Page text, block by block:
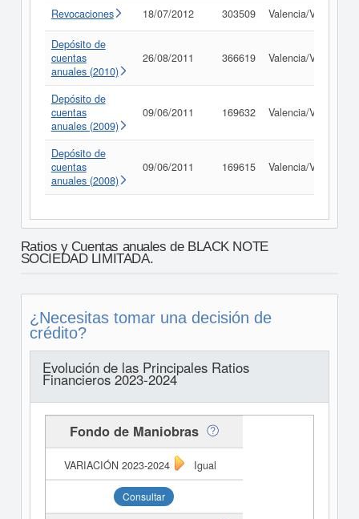
Revocaciones 18/07/2012 303509 Valencia/València
Depósito de
cuentas
anuales (2010)
26/08/2011 366619 Valencia/València
Depósito de
cuentas
anuales (2009)
09/06/2011 169632 Valencia/València
Depósito de
cuentas
anuales (2008)
09/06/2011 169615 Valencia/València
Ratios y Cuentas anuales de BLACK NOTE
SOCIEDAD LIMITADA.
¿Necesitas tomar una decisión de
crédito?
Evolución de las Principales Ratios
Financieros 2023-2024
Fondo de Maniobras
Igual
Consultar